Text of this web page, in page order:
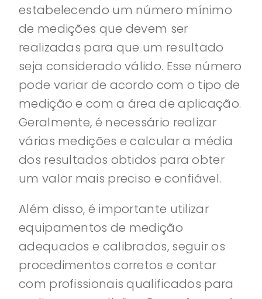
estabelecendo um número mínimo
de medições que devem ser
realizadas para que um resultado
seja considerado válido. Esse número
pode variar de acordo com o tipo de
medição e com a área de aplicação.
Geralmente, é necessário realizar
várias medições e calcular a média
dos resultados obtidos para obter
um valor mais preciso e confiável.
Além disso, é importante utilizar
equipamentos de medição
adequados e calibrados, seguir os
procedimentos corretos e contar
com profissionais qualificados para